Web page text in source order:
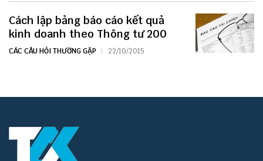
Cách lập bảng báo cáo kết quả
kinh doanh theo Thông tư 200
CÁC CÂU HỎI THƯỜNG GẶP 22/10/2015